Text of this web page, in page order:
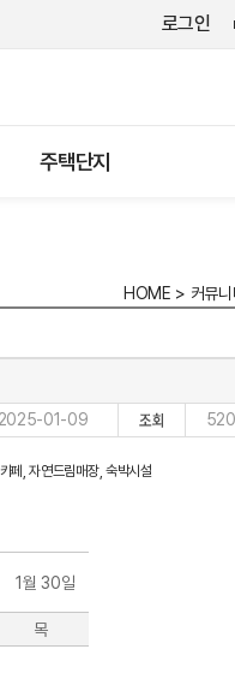
로그인
주택단지
HOME > 커뮤니
2025-01-09 520
페, 자연드림매장, 숙박시설
1월 30일
목